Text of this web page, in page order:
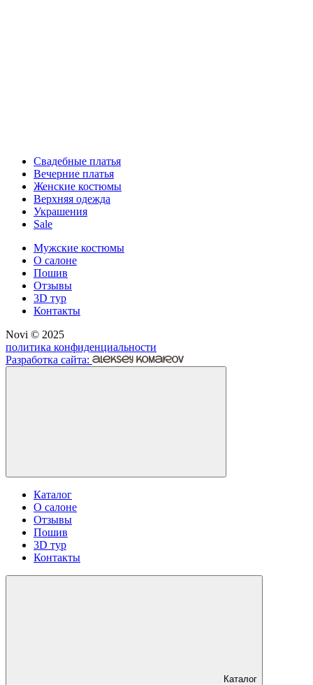
Свадебные платья
Вечерние платья
Женские костюмы
Верхняя одежда
Украшения
Sale
Мужские костюмы
О салоне
Пошив
Отзывы
3D тур
Контакты
Novi © 2025
политика конфиденциальности
Разработка сайта:
Каталог
О салоне
Отзывы
Пошив
3D тур
Контакты
Каталог